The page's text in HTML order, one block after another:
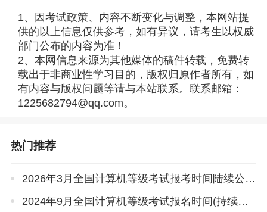
1、因考试政策、内容不断变化与调整，本网站提
供的以上信息仅供参考，如有异议，请考生以权威
部门公布的内容为准！
2、本网信息来源为其他媒体的稿件转载，免费转
载出于非商业性学习目的，版权归原作者所有，如
有内容与版权问题等请与本站联系。联系邮箱：
1225682794@qq.com。
热门推荐
2026年3月全国计算机等级考试报考时间陆续公布
2024年9月全国计算机等级考试报名时间(持续更新)